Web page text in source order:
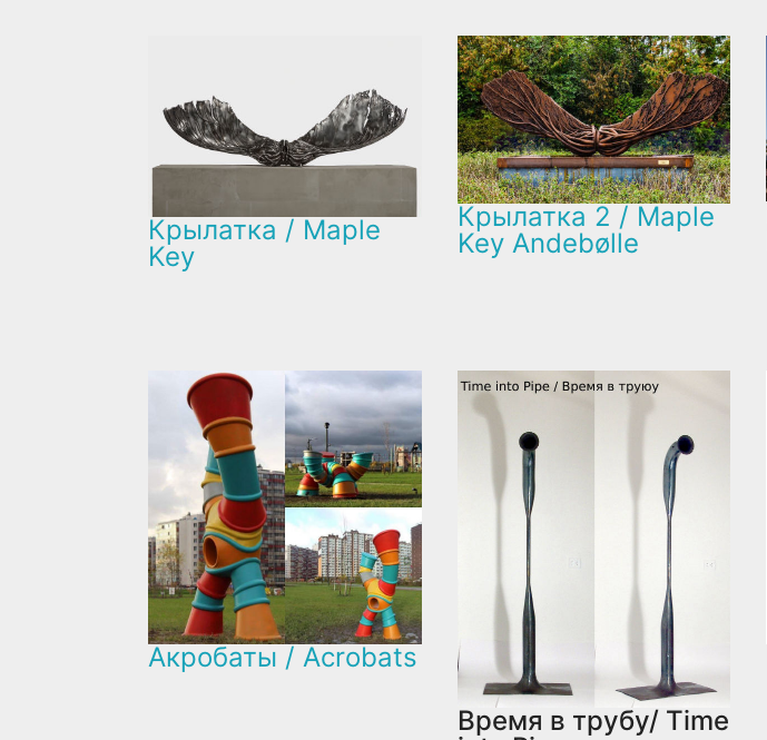
Крылатка / Maple
Key
Крылатка 2 / Maple
Key Andebølle
Акробаты / Acrobats
Время в трубу/ Time